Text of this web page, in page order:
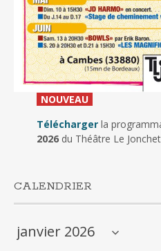
NOUVEAU_
Télécharger la
2026du Théâtre Le
CALENDRIER